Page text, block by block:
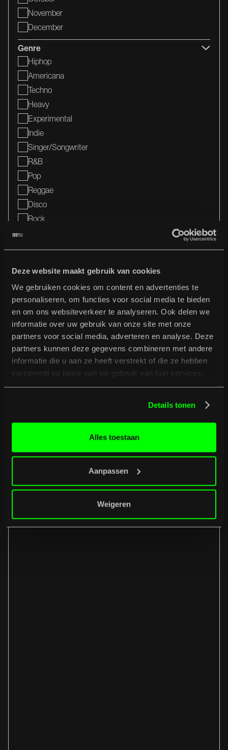
Deze website maakt gebruik van cookies
We gebruiken cookies om content en advertenties te
personaliseren, om functies voor social media te bieden
en om ons websiteverkeer te analyseren. Ook delen we
informatie over uw gebruik van onze site met onze
partners voor social media, adverteren en analyse. Deze
partners kunnen deze gegevens combineren met andere
informatie die u aan ze heeft verstrekt of die ze hebben
verzameld op basis van uw gebruik van hun services.
Details tonen
Alles toestaan
Aanpassen
Weigeren
November
December
Genre
Hiphop
Americana
Techno
Heavy
Experimental
Indie
Singer/songwriter
R&b
Pop
Reggae
Disco
Rock
Afrobeat
Ska
Drum'n Bass
Reggaeton
Stoner
House
Blues
Folk
Country